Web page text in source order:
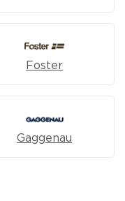
Foster
Gaggenau